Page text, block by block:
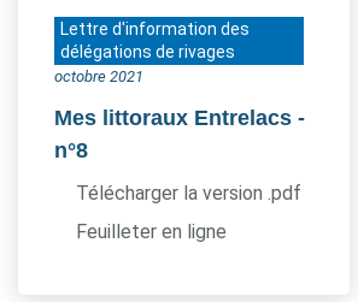
Lettre d'information des
délégations de rivages
octobre 2021
Mes littoraux Entrelacs -
n°8
Télécharger la version .pdf
Feuilleter en ligne